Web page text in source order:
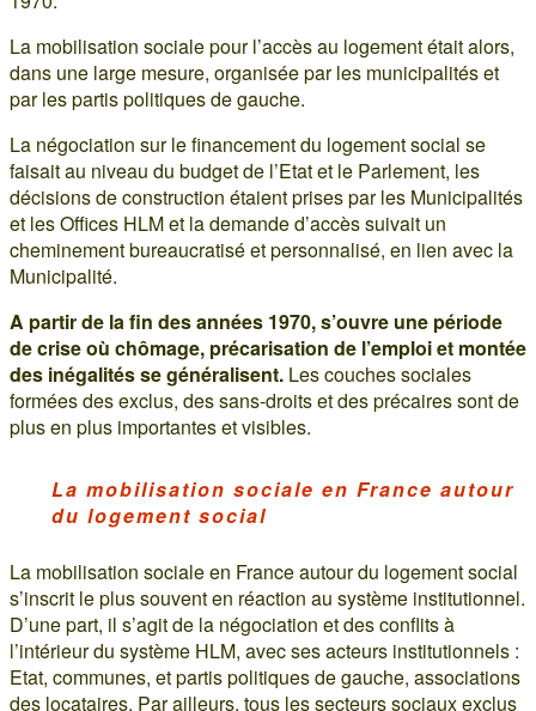
La mobilisation sociale pour l’accès au logement était alors,
dans une large mesure, organisée par les municipalités et
par les partis politiques de gauche.
La négociation sur le financement du logement social se
faisait au niveau du budget de l’Etat et le Parlement, les
décisions de construction étaient prises par les Municipalités
et les Offices HLM et la demande d’accès suivait un
cheminement bureaucratisé et personnalisé, en lien avec la
Municipalité.
A partir de la fin des années 1970, s’ouvre une période
de crise où chômage, précarisation de l’emploi et montée
des inégalités se généralisent. Les couches sociales
formées des exclus, des sans-droits et des précaires sont de
plus en plus importantes et visibles.
La mobilisation sociale en France autour
du logement social
La mobilisation sociale en France autour du logement social
s’inscrit le plus souvent en réaction au système institutionnel.
D’une part, il s’agit de la négociation et des conflits à
l’intérieur du système HLM, avec ses acteurs institutionnels :
Etat, communes, et partis politiques de gauche, associations
des locataires. Par ailleurs, tous les secteurs sociaux exclus